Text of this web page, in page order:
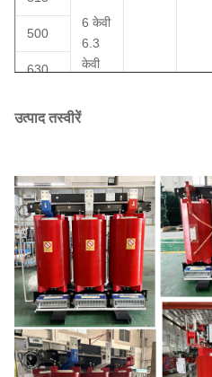
6 केवी
6.3
केवी
केवी
500
630
1600
2000
2500
उत्पाद तस्वीरें